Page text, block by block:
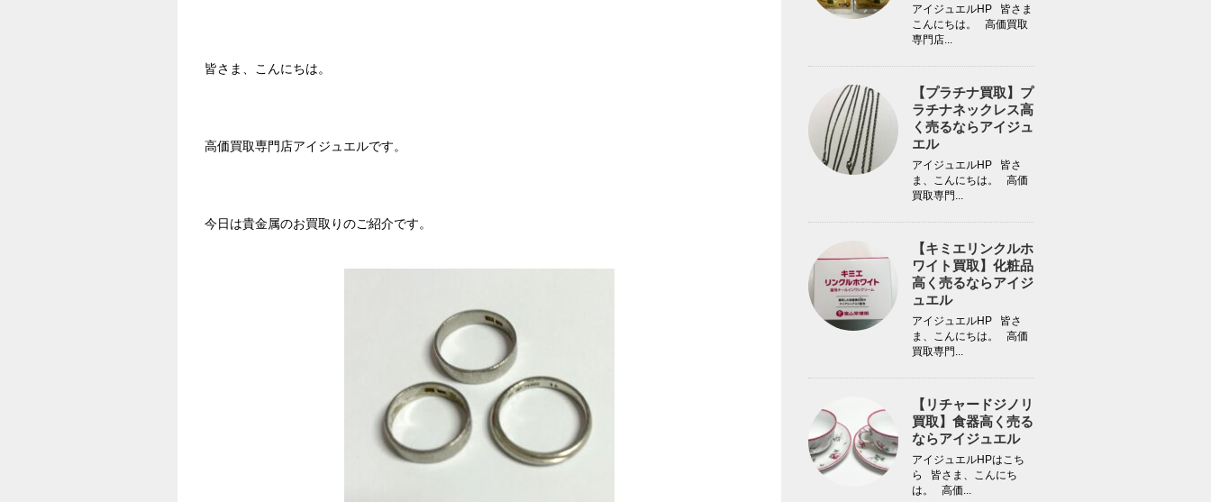
皆さま、こんにちは。
高価買取専門店アイジュエルです。
今日は貴金属のお買取りのご紹介です。
アイジュエルHP 皆さま
こんにちは。 高価買取
専門店...
【プラチナ買取】プ
ラチナネックレス高
く売るならアイジュ
エル
アイジュエルHP 皆さ
ま、こんにちは。 高価
買取専門...
【キミエリンクルホ
ワイト買取】化粧品
高く売るならアイジ
ュエル
アイジュエルHP 皆さ
ま、こんにちは。 高価
買取専門...
【リチャードジノリ
買取】食器高く売る
ならアイジュエル
アイジュエルHPはこち
ら 皆さま、こんにち
は。 高価...